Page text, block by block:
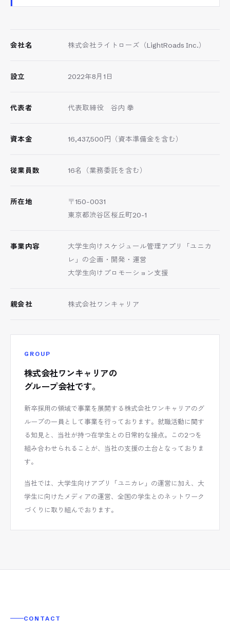
会社名 株式会社ライトローズ（LightRoads Inc.）
設立 2022年8月1日
代表者 代表取締役 谷内 拳
資本金 16,437,500円（資本準備金を含む）
従業員数 16名（業務委託を含む）
所在地
〒150-0031
東京都渋谷区桜丘町20-1
事業内容
大学生向けスケジュール管理アプリ「ユニカ
レ」の企画・開発・運営
大学生向けプロモーション支援
親会社 株式会社ワンキャリア
GROUP
株式会社ワンキャリアの
グループ会社です。
新卒採用の領域で事業を展開する株式会社ワンキャリアのグ
ループの一員として事業を行っております。就職活動に関す
る知見と、当社が持つ在学生との日常的な接点。この2つを
組み合わせられることが、当社の支援の土台となっておりま
す。
当社では、大学生向けアプリ「ユニカレ」の運営に加え、大
学生に向けたメディアの運営、全国の学生とのネットワーク
づくりに取り組んでおります。
CONTACT